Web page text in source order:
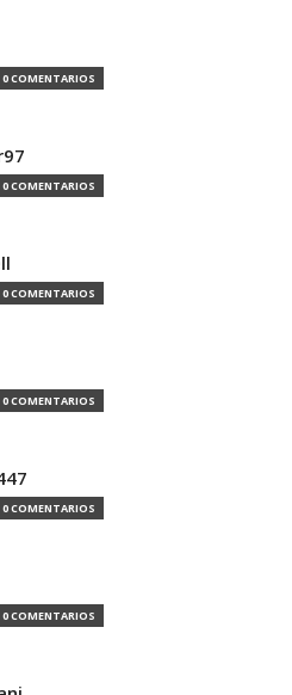
0 COMENTARIOS
0 COMENTARIOS
0 COMENTARIOS
0 COMENTARIOS
0 COMENTARIOS
0 COMENTARIOS